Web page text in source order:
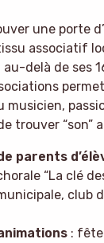
une porte
associatif
au-delà de ses
musicien,
trouver “son”
parents
“La clé
club
: fête